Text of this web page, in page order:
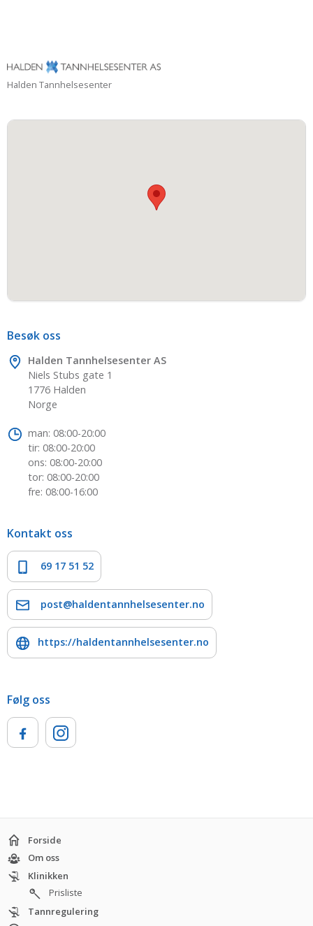
Halden Tannhelsesenter
Besøk oss
Halden Tannhelsesenter AS
Niels Stubs gate 1
1776 Halden
Norge
man: 08:00-20:00
tir: 08:00-20:00
ons: 08:00-20:00
tor: 08:00-20:00
fre: 08:00-16:00
Kontakt oss
69 17 51 52
post@haldentannhelsesenter.no
https://haldentannhelsesenter.no
Følg oss
Forside
Om oss
Klinikken
Prisliste
Tannregulering